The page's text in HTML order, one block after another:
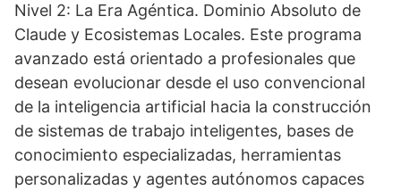
Nivel 2: La Era Agéntica. Dominio Absoluto de
Claude y Ecosistemas Locales. Este programa
avanzado está orientado a profesionales que
desean evolucionar desde el uso convencional
de la inteligencia artificial hacia la construcción
de sistemas de trabajo inteligentes, bases de
conocimiento especializadas, herramientas
personalizadas y agentes autónomos capaces